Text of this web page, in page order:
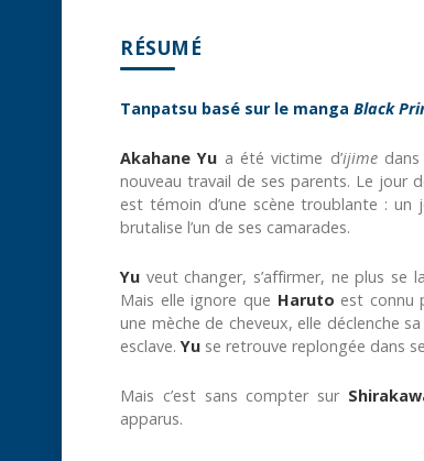
RÉSUMÉ
Tanpatsu basé sur le manga Black
Akahane Yu a été victime d’ijimedans
nouveau travail de ses parents. Le jour
est témoin d’une scène troublante : un
brutalise l’un de ses camarades.
Yu veut changer, s’affirmer, ne plus se
Mais elle ignore que Haruto est connu
une mèche de cheveux, elle déclenche
esclave.Yu se retrouve replongée dans
Mais c’est sans compter sur
apparus.